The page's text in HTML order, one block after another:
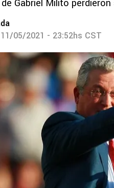
Gabriel Milito
05/2021 - 23:52hs CST